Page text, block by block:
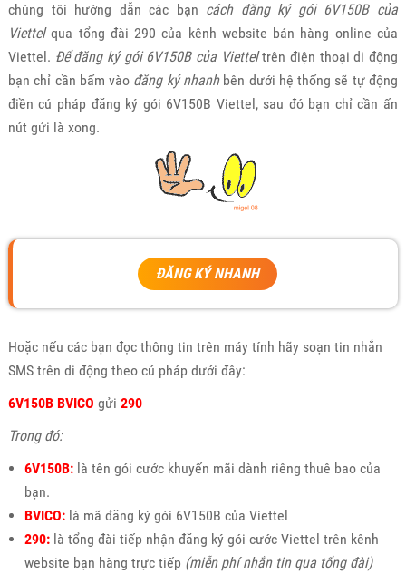
chúng tôi hướng dẫn các bạn cách đăng ký gói 6V150B của
Viettelqua tổng đài 290 của kênh website bán hàng online của
Viettel. Để đăng ký gói 6V150B của Vietteltrên điện thoại di động
bạn chỉ cần bấm vào đăng ký nhanhbên dưới hệ thống sẽ tự động
điền cú pháp đăng ký gói 6V150B Viettel, sau đó bạn chỉ cần ấn
nút gửi là xong.
ĐĂNG KÝ NHANH
Hoặc nếu các bạn đọc thông tin trên máy tính hãy soạn tin nhắn
SMS trên di động theo cú pháp dưới đây:
6V150B BVICO gửi 290
Trong đó:
6V150B:là tên gói cước khuyến mãi dành riêng thuê bao của
bạn.
BVICO: là mã đăng ký gói 6V150B của Viettel
290: là tổng đài tiếp nhận đăng ký gói cước Viettel trên kênh
website bạn hàng trực tiếp (miễn phí nhắn tin qua tổng đài)